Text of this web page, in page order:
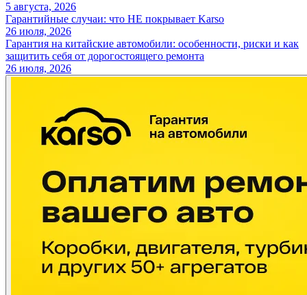
5 августа, 2026
Гарантийные случаи: что НЕ покрывает Karso
26 июля, 2026
Гарантия на китайские автомобили: особенности, риски и как
защитить себя от дорогостоящего ремонта
26 июля, 2026